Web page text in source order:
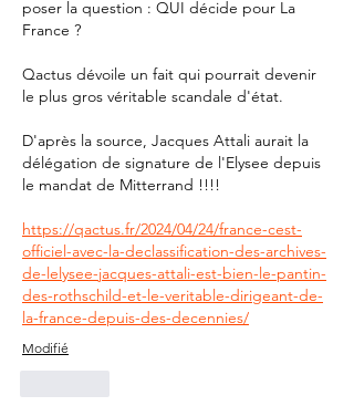
poser la question : QUI décide pour La
France ?
Qactus dévoile un fait qui pourrait devenir
le plus gros véritable scandale d'état.
D'après la source, Jacques Attali aurait la
délégation de signature de l'Elysee depuis
le mandat de Mitterrand !!!!
https://qactus.fr/2024/04/24/france-cest-
officiel-avec-la-declassification-des-archives-
de-lelysee-jacques-attali-est-bien-le-pantin-
des-rothschild-et-le-veritable-dirigeant-de-
la-france-depuis-des-decennies/
Modifié